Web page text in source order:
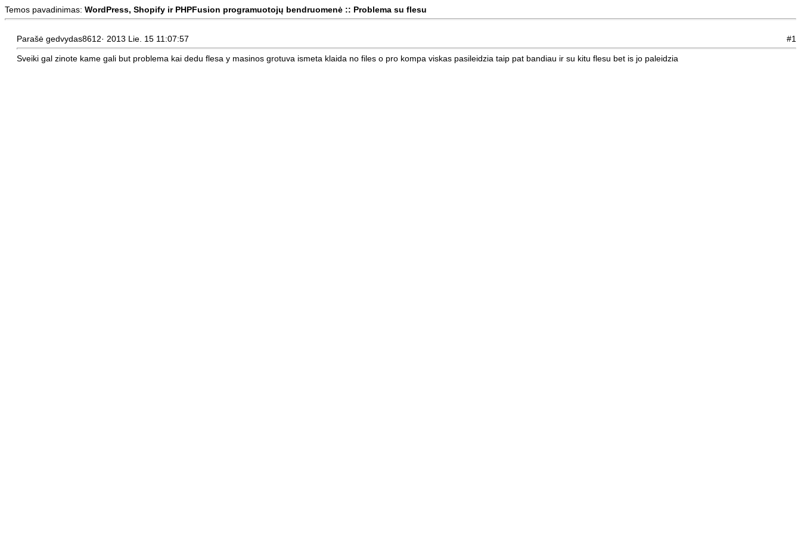
Temos pavadinimas: WordPress, Shopify ir PHPFusion programuotojų bendruomenė :: Problema su flesu
Parašė gedvydas8612· 2013 Lie. 15 11:07:57 #1
Sveiki gal zinote kame gali but problema kai dedu flesa y masinos grotuva ismeta klaida no files o pro kompa viskas pasileidzia taip pat bandiau ir su kitu flesu bet is jo paleidzia